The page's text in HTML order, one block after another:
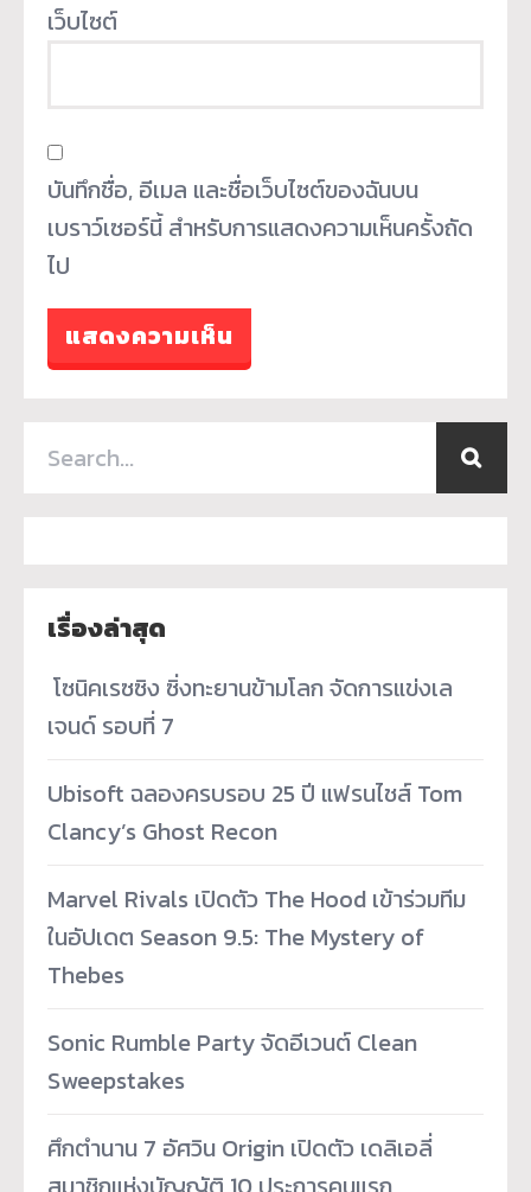
เว็บไซต์
บันทึกชื่อ, อีเมล และชื่อเว็บไซต์ของฉันบน
เบราว์เซอร์นี้ สำหรับการแสดงความเห็นครั้งถัด
ไป
เรื่องล่าสุด
­ โซนิคเรซซิง ซิ่งทะยานข้ามโลก จัดการแข่งเล
เจนด์ รอบที่ 7
Ubisoft ฉลองครบรอบ 25 ปี แฟรนไชส์ Tom
Clancy’s Ghost Recon
Marvel Rivals เปิดตัว The Hood เข้าร่วมทีม
ในอัปเดต Season 9.5: The Mystery of
Thebes
Sonic Rumble Party จัดอีเวนต์ Clean
Sweepstakes
ศึกตำนาน 7 อัศวิน Origin เปิดตัว เดลิเอลี่